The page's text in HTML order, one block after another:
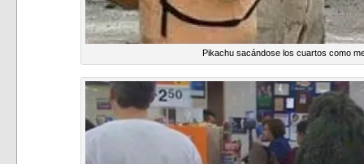
Pikachu sacándose los cuartos como